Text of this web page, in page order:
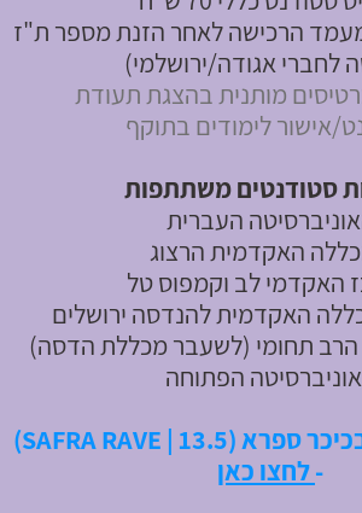
הרכישה לאחר הזנת מספר ת"ז
לחברי אגודה/ירושלמי)
מותנית בהצגת תעודת
אישור לימודים בתוקף
סטודנטים משתתפות
העברית
האקדמית הרצוג
האקדמי לב וקמפוס טל
האקדמית להנדסה ירושלים
תחומי (לשעבר מכללת הדסה)
הפתוחה
לאירוע המרכזי בכיכר ספרא (SAFRA RAVE | 13.5)
-לחצו כאן